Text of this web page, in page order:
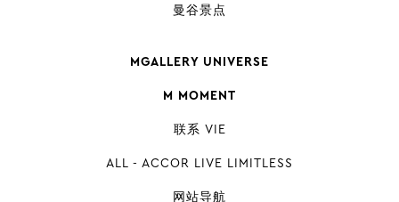
曼谷景点
MGALLERY UNIVERSE
M MOMENT
联系 VIE
ALL - ACCOR LIVE LIMITLESS
网站导航